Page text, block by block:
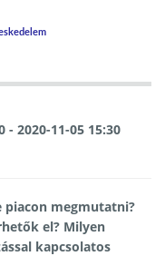
- 2020-11-05 15:30
piacon megmutatni?
el? Milyen
kapcsolatos